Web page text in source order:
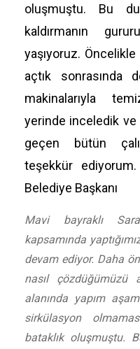
oluşmuştu. Bu
kaldırmanın
yaşıyoruz.
açtık
makinalarıyla
yerinde inceledik ve
geçen bütün
teşekkür
Belediye Başkanı
Mavi bayraklı
kapsamında
devam ediyor. Daha
nasıl çözdüğümüzü
alanında yapım
sirkülasyon
bataklık oluşmuştu.